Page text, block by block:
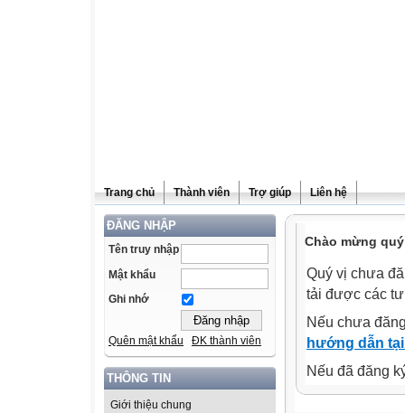
Trang chủ Thành viên Trợ giúp Liên hệ
ĐĂNG NHẬP
Tên truy nhập
Mật khẩu
Ghi nhớ
Quên mật khẩu ĐK thành viên
THÔNG TIN
Giới thiệu chung
Chào mừng
Quý vị chưa
tải được các
Nếu chưa
hướng dẫn
Nếu đã đăng